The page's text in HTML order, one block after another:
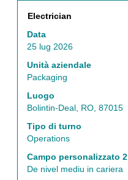
Titolo
Electrician
Data
25 lug 2026
Unità aziendale
Packaging
Luogo
Bolintin-Deal, RO, 87015
Tipo di turno
Operations
Campo personalizzato 2
De nivel mediu in cariera
Effettuare
selezione
con
la
barra
per
visualizzare
i
contenuti
delle
informazioni